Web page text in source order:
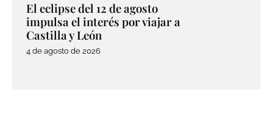
El eclipse del 12 de agosto
impulsa el interés por viajar a
Castilla y León
4 de agosto de 2026